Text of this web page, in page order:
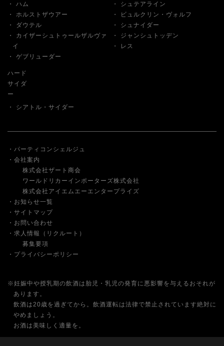
ハム
シュテアライン
ホルストザウアー
ビュルクリン・ヴォルフ
ダウテル
シュナイダー
カイザーシュトゥールザルヴァ
イ
ジャンシュトッデン
レス
ゲブリューダー
ハード
サイダ
ー
シアトル・サイダー
パーティコンシェルジュ
会社案内
株式会社ザート商会
ワールドリカーインポーターズ株式会社
株式会社アイエムエーエンタープライズ
お知らせ一覧
サイトマップ
お問い合わせ
求人情報（リクルート）
募集要項
プライバシーポリシー
※妊娠中や授乳期の飲酒は胎児・乳児の発育に悪影響を与えるおそれが
あります。
飲酒は20歳を過ぎてから。飲酒運転は法律で禁止されています絶対に
やめましょう。
お酒は美味しく適量を。